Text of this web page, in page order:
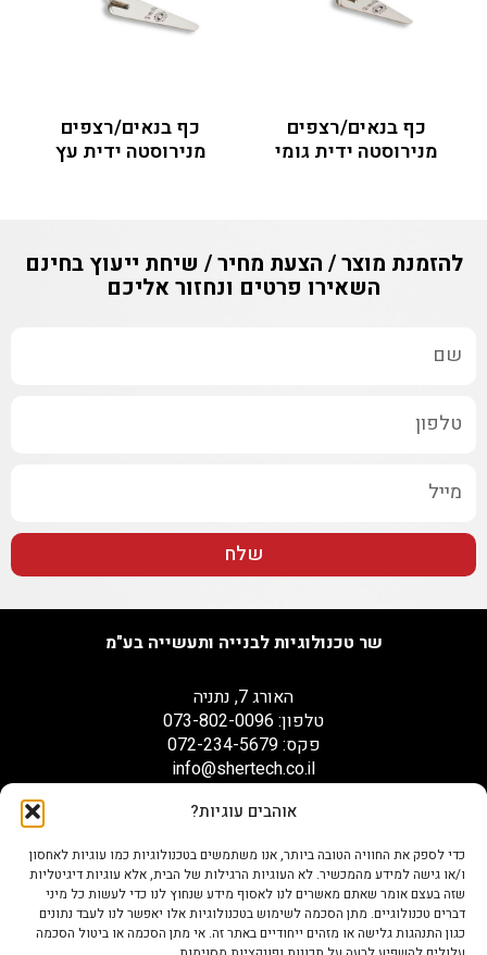
אוהבים עוגיות?
כדי לספק את החוויה הטובה ביותר, אנו משתמשים בטכנולוגיות כמו עוגיות לאחסון
ו/או גישה למידע מהמכשיר. לא העוגיות הרגילות של הבית, אלא עוגיות דיגיטליות
שזה בעצם אומר שאתם מאשרים לנו לאסוף מידע שנחוץ לנו כדי לעשות כל מיני
דברים טכנולוגיים. מתן הסכמה לשימוש בטכנולוגיות אלו יאפשר לנו לעבד נתונים
כגון התנהגות גלישה או מזהים ייחודיים באתר זה. אי מתן הסכמה או ביטול הסכמה
כף בנאים/רצפים
מנירוסטה ידית גומי
כף בנאים/רצפים
מנירוסטה ידית עץ
להזמנת מוצר / הצעת מחיר / שיחת ייעוץ בחינם
השאירו פרטים ונחזור אליכם
שלח
שר טכנולוגיות לבנייה ותעשייה בע"מ
האורג 7, נתניה
טלפון: 073-802-0096
פקס: 072-234-5679
info@shertech.co.il
הצהרת נגישות